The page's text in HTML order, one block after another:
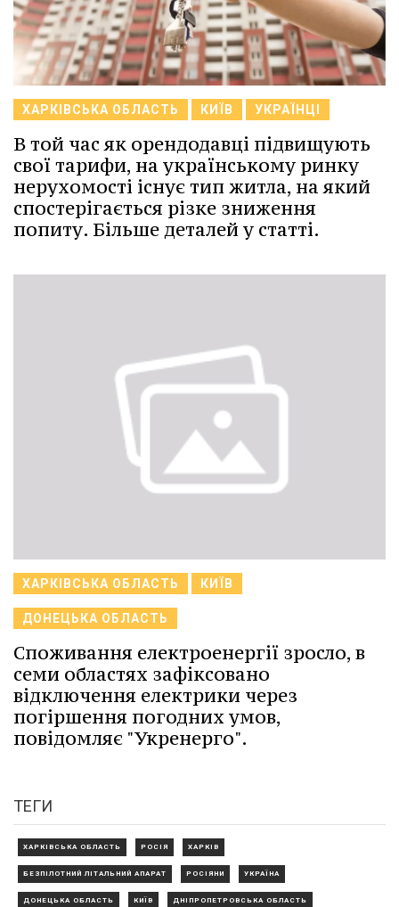
ХАРКІВСЬКА ОБЛАСТЬ КИЇВ УКРАЇНЦІ
В той час як орендодавці підвищують
свої тарифи, на українському ринку
нерухомості існує тип житла, на який
спостерігається різке зниження
попиту. Більше деталей у статті.
ХАРКІВСЬКА ОБЛАСТЬ КИЇВ
ДОНЕЦЬКА ОБЛАСТЬ
Споживання електроенергії зросло, в
семи областях зафіксовано
відключення електрики через
погіршення погодних умов,
повідомляє "Укренерго".
ТЕГИ
ХАРКІВСЬКА ОБЛАСТЬ РОСІЯ ХАРКІВ
БЕЗПІЛОТНИЙ ЛІТАЛЬНИЙ АПАРАТ РОСІЯНИ УКРАЇНА
ДОНЕЦЬКА ОБЛАСТЬ КИЇВ ДНІПРОПЕТРОВСЬКА ОБЛАСТЬ